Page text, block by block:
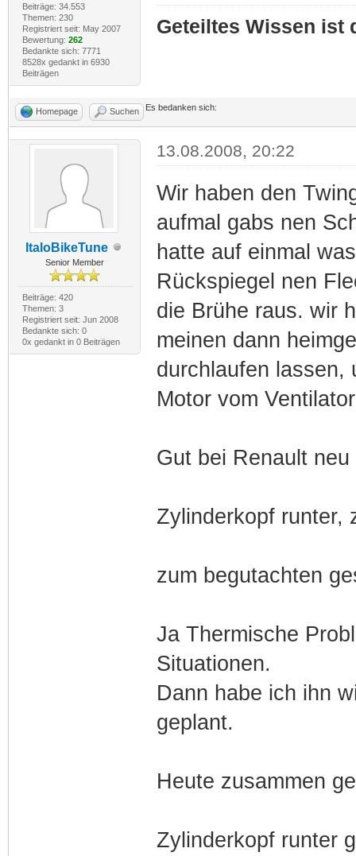
Beiträge: 34.553
Themen: 230
Registriert seit: May 2007
Bewertung: 262
Bedankte sich: 7771
8528x gedankt in 6930
Beiträgen
Geteiltes Wissen ist
Homepage Suchen Es bedanken sich:
ItaloBikeTune
Senior Member
Beiträge: 420
Themen: 3
Registriert seit: Jun 2008
Bedankte sich: 0
0x gedankt in 0 Beiträgen
13.08.2008, 20:22
Wir haben den
aufmal gabs nen
hatte auf einmal
Rückspiegel nen
die Brühe raus. wir
meinen dann
durchlaufen lassen,
Motor vom
Gut bei Renault
Zylinderkopf runter,
zum begutachten
Ja Thermische
Situationen.
Dann habe ich ihn
geplant.
Heute zusammen
Zylinderkopf runter